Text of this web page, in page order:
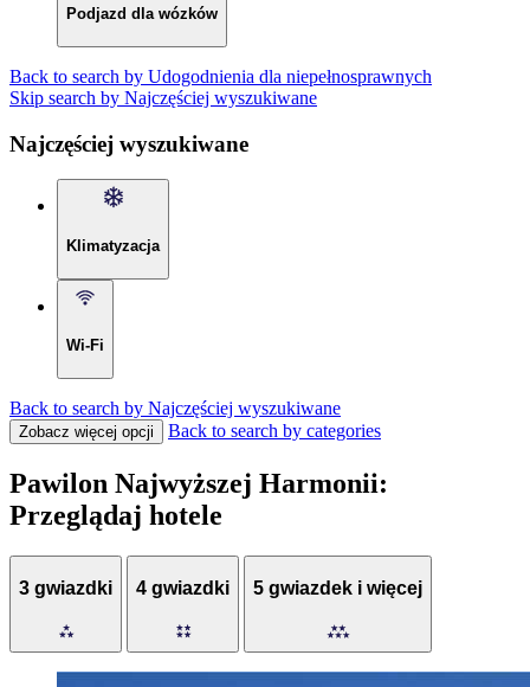
Podjazd dla wózków
Back to search by Udogodnienia dla niepełnosprawnych
Skip search by Najczęściej wyszukiwane
Najczęściej wyszukiwane
Klimatyzacja
Wi-Fi
Back to search by Najczęściej wyszukiwane
Zobacz więcej opcji Back to search by categories
Pawilon Najwyższej Harmonii:
Przeglądaj hotele
3 gwiazdki 4 gwiazdki 5 gwiazdek i więcej